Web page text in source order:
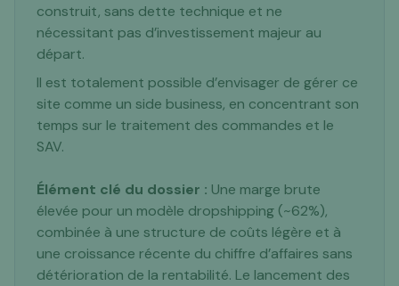
construit, sans dette technique et ne
nécessitant pas d’investissement majeur au
départ.
Il est totalement possible d’envisager de gérer ce
site comme un side business, en concentrant son
temps sur le traitement des commandes et le
SAV.
Élément clé du dossier : Une marge brute
élevée pour un modèle dropshipping (~62%),
combinée à une structure de coûts légère et à
une croissance récente du chiffre d’affaires sans
détérioration de la rentabilité. Le lancement des